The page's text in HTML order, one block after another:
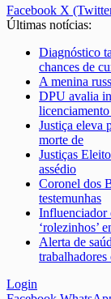
Facebook X
Últimas notícias:
Diagnóstico
chances de
A menina
DPU avalia
Justiça eleva
morte de
Justiças
assédio
Coronel dos
testemunhas
Influenciador
‘rolezinhos’
Alerta de
Login